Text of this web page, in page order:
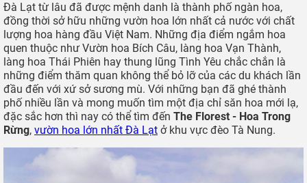
Đà Lạt từ lâu đã được mệnh danh là thành phố ngàn hoa,
đồng thời sở hữu những vườn hoa lớn nhất cả nước với chất
lượng hoa hàng đầu Việt Nam. Những địa điểm ngắm hoa
quen thuộc như Vườn hoa Bích Câu, làng hoa Vạn Thành,
làng hoa Thái Phiên hay thung lũng Tình Yêu chắc chắn là
những điểm thăm quan không thể bỏ lỡ của các du khách lần
đầu đến với xứ sở sương mù. Với những bạn đã ghé thành
phố nhiều lần và mong muốn tìm một địa chỉ săn hoa mới lạ,
đặc sắc hơn thì nay có thể tìm đến The Florest - Hoa Trong
Rừng, vườn hoa lớn nhất Đà Lạt ở khu vực đèo Tà Nung.